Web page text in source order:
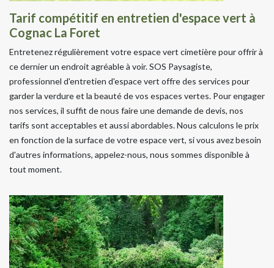
Tarif compétitif en entretien d'espace vert à
Cognac La Foret
Entretenez régulièrement votre espace vert cimetière pour offrir à
ce dernier un endroit agréable à voir. SOS Paysagiste,
professionnel d'entretien d'espace vert offre des services pour
garder la verdure et la beauté de vos espaces vertes. Pour engager
nos services, il suffit de nous faire une demande de devis, nos
tarifs sont acceptables et aussi abordables. Nous calculons le prix
en fonction de la surface de votre espace vert, si vous avez besoin
d'autres informations, appelez-nous, nous sommes disponible à
tout moment.